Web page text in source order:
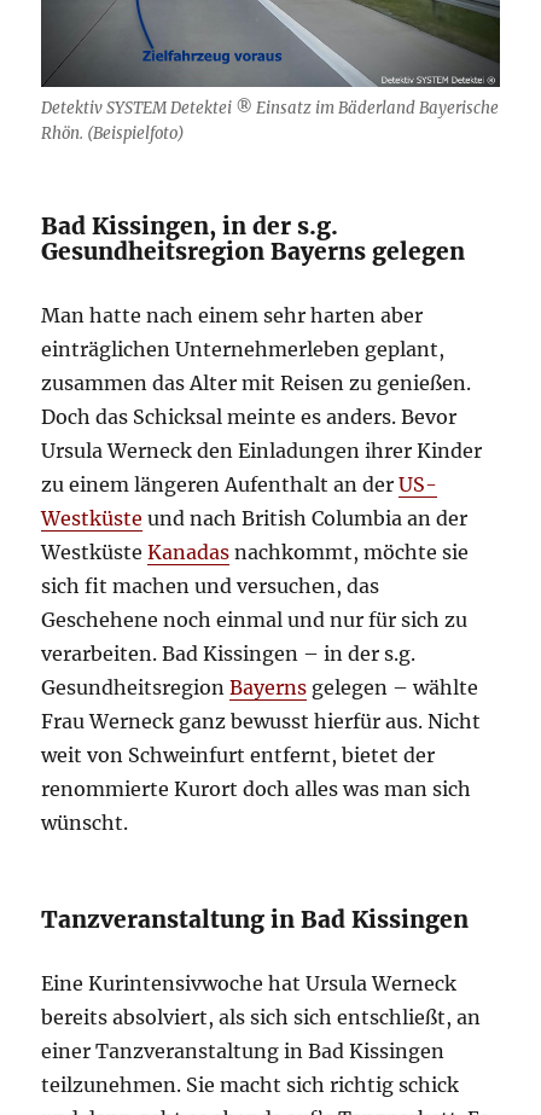
Detektiv SYSTEM Detektei ® Einsatz im Bäderland Bayerische
Rhön. (Beispielfoto)
Bad Kissingen, in der s.g.
Gesundheitsregion Bayerns gelegen
Man hatte nach einem sehr harten aber
einträglichen Unternehmerleben geplant,
zusammen das Alter mit Reisen zu genießen.
Doch das Schicksal meinte es anders. Bevor
Ursula Werneck den Einladungen ihrer Kinder
zu einem längeren Aufenthalt an derUS-
Westküste und nach British Columbia an der
WestküsteKanadas nachkommt, möchte sie
sich fit machen und versuchen, das
Geschehene noch einmal und nur für sich zu
verarbeiten. Bad Kissingen – in der s.g.
GesundheitsregionBayerns gelegen – wählte
Frau Werneck ganz bewusst hierfür aus. Nicht
weit von Schweinfurt entfernt, bietet der
renommierte Kurort doch alles was man sich
wünscht.
Tanzveranstaltung in Bad Kissingen
Eine Kurintensivwoche hat Ursula Werneck
bereits absolviert, als sich sich entschließt, an
einer Tanzveranstaltung in Bad Kissingen
teilzunehmen. Sie macht sich richtig schick